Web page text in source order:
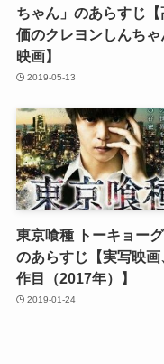
ちゃん」のあらすじ【
価のクレヨンしんちゃ
映画】
2019-05-13
東京喰種 トーキョー
のあらすじ【実写映画
作目（2017年）】
2019-01-24